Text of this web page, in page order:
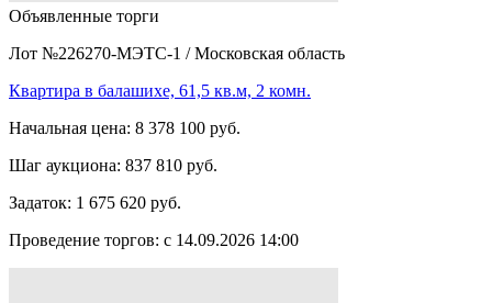
Объявленные торги
Лот №226270-МЭТС-1 / Московская область
Квартира в балашихе, 61,5 кв.м, 2 комн.
Начальная цена: 8 378 100 руб.
Шаг аукциона: 837 810 руб.
Задаток: 1 675 620 руб.
Проведение торгов: с 14.09.2026 14:00